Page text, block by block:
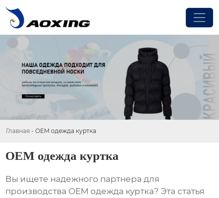
Главная - OEM одежда куртка
OEM одежда куртка
Вы ищете надежного партнера для
производства OEM одежда куртка? Эта статья